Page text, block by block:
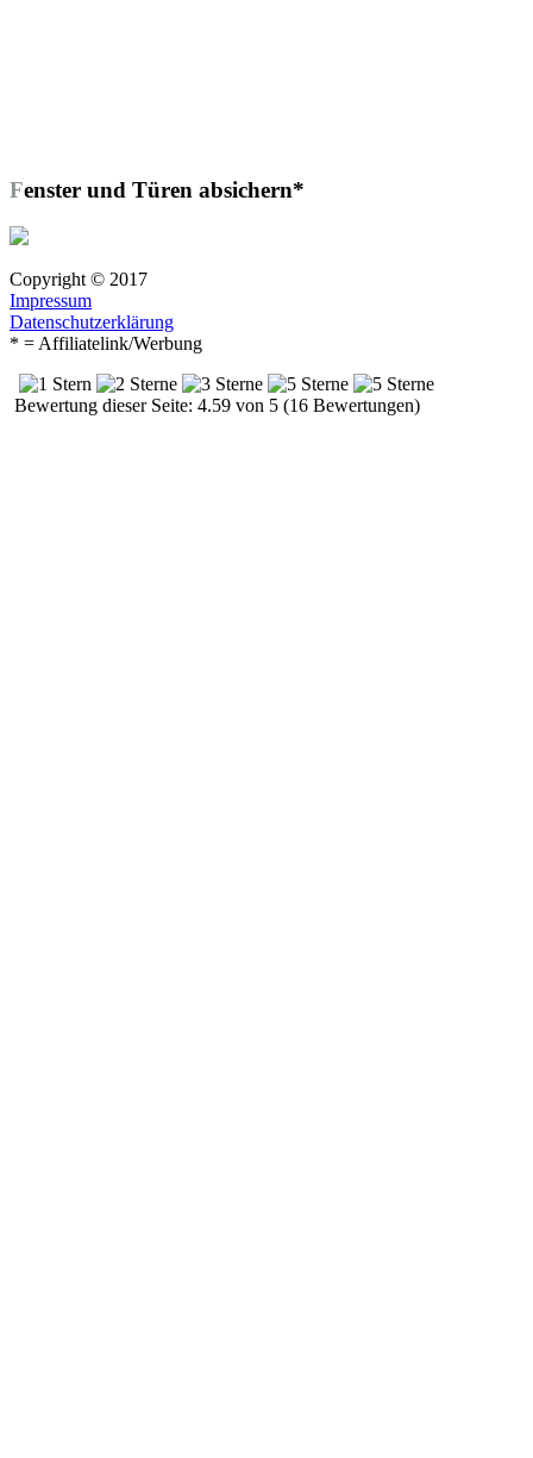
Fenster und Türen absichern*
Copyright © 2017
Impressum
Datenschutzerklärung
* = Affiliatelink/Werbung
Bewertung dieser Seite: 4.59 von 5 (16 Bewertungen)